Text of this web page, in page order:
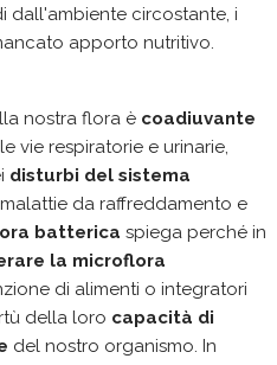
dall'ambiente circostante, i
apporto nutritivo.
nostra flora è coadiuvante
vie respiratorie e urinarie,
disturbi del sistema
da raffreddamento e
batterica spiega perché in
la microflora
di alimenti o integratori
della loro capacità di
del nostro organismo. In